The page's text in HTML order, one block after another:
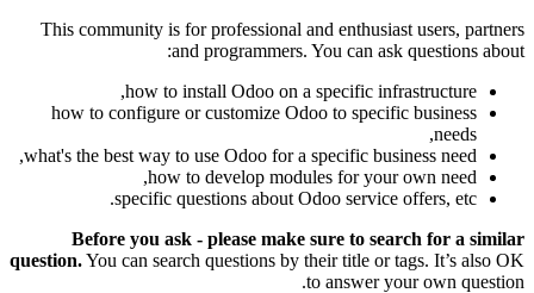
This community is for professional and enthusiast users, partners
and programmers. You can ask questions about:
how to install Odoo on a specific infrastructure,
how to configure or customize Odoo to specific business
needs,
what's the best way to use Odoo for a specific business need,
how to develop modules for your own need,
specific questions about Odoo service offers, etc.
Before you ask - please make sure to search for a similar
question.You can search questions by their title or tags. It’s also OK
to answer your own question.